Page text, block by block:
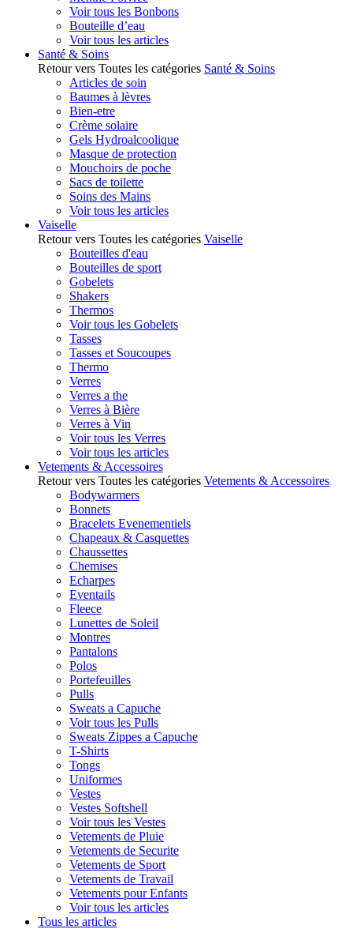
Voir tous les Bonbons
Bouteille d’eau
Voir tous les articles
Santé & Soins
Retour vers Toutes les catégories Santé & Soins
Articles de soin
Baumes à lèvres
Bien-etre
Crème solaire
Gels Hydroalcoolique
Masque de protection
Mouchoirs de poche
Sacs de toilette
Soins des Mains
Voir tous les articles
Vaiselle
Retour vers Toutes les catégories Vaiselle
Bouteilles d'eau
Bouteilles de sport
Gobelets
Shakers
Thermos
Voir tous les Gobelets
Tasses
Tasses et Soucoupes
Thermo
Verres
Verres a the
Verres à Bière
Verres à Vin
Voir tous les Verres
Voir tous les articles
Vetements & Accessoires
Retour vers Toutes les catégories Vetements & Accessoires
Bodywarmers
Bonnets
Bracelets Evenementiels
Chapeaux & Casquettes
Chaussettes
Chemises
Echarpes
Eventails
Fleece
Lunettes de Soleil
Montres
Pantalons
Polos
Portefeuilles
Pulls
Sweats a Capuche
Voir tous les Pulls
Sweats Zippes a Capuche
T-Shirts
Tongs
Uniformes
Vestes
Vestes Softshell
Voir tous les Vestes
Vetements de Pluie
Vetements de Securite
Vetements de Sport
Vetements de Travail
Vetements pour Enfants
Voir tous les articles
Tous les articles